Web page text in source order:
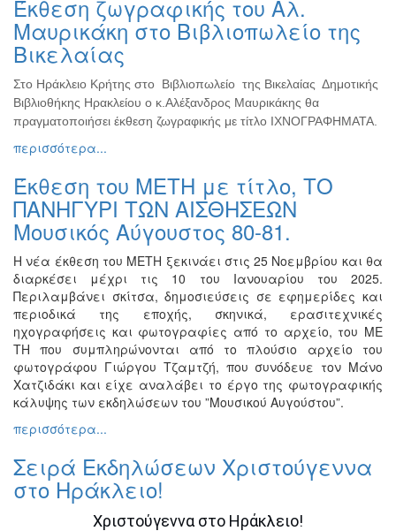
Ζωγραφική
Φωτογραφία
Τραγούδι
Μουσική
Κινηματογράφος
Χορός
Παζάρι
Ειδών
Συνέδρια
Ημερίδες
-
Διημερίδες
Σεμινάρια-
Διαλέξεις-
Ομιλίες
Διάφορες
Εκθέσεις
Εκδηλώσεις
για
Παιδιά
Άλλες
Εκδηλώσεις
Έκθεση ζωγραφικής του Αλ.
Μαυρικάκη στο Βιβλιοπωλείο της
Βικελαίας
Στο Ηράκλειο Κρήτης στο Βιβλιοπωλείο της Βικελαίας Δημοτικής
Βιβλιοθήκης Ηρακλείου ο κ.Αλέξανδρος Μαυρικάκης θα
πραγματοποιήσει έκθεση ζωγραφικής με τίτλο ΙΧΝΟΓΡΑΦΗΜΑΤΑ.
περισσότερα...
Έκθεση του ΜΕΤΗ με τίτλο, ΤΟ
ΠΑΝΗΓΥΡΙ ΤΩΝ ΑΙΣΘΗΣΕΩΝ
Μουσικός Αύγουστος 80-81.
Η νέα έκθεση του ΜΕΤΗ ξεκινάει στις 25 Νοεμβρίου και θα
διαρκέσει μέχρι τις 10 του Ιανουαρίου του 2025.
Περιλαμβάνει σκίτσα, δημοσιεύσεις σε εφημερίδες και
περιοδικά της εποχής, σκηνικά, ερασιτεχνικές
ηχογραφήσεις και φωτογραφίες από το αρχείο, του ΜΕ
ΤΗ που συμπληρώνονται από το πλούσιο αρχείο του
φωτογράφου Γιώργου Τζαμτζή, που συνόδευε τον Μάνο
Χατζιδάκι και είχε αναλάβει το έργο της φωτογραφικής
κάλυψης των εκδηλώσεων του ”Μουσικού Αυγούστου”.
περισσότερα...
Σειρά Εκδηλώσεων Χριστούγεννα
στο Ηράκλειο!
Χριστούγεννα στο Ηράκλειο!